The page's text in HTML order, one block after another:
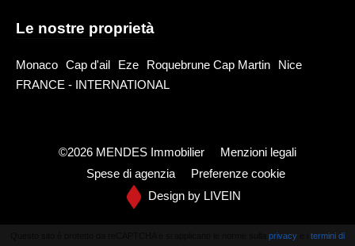
Le nostre proprietà
Monaco Cap d'ail Eze Roquebrune Cap Martin
Nice
FRANCE - INTERNATIONAL
©2026 MENDES Immobilier
Menzioni legali
Spese di agenzia
Preferenze cookie
Design by LIVEIN
privacy
termini di